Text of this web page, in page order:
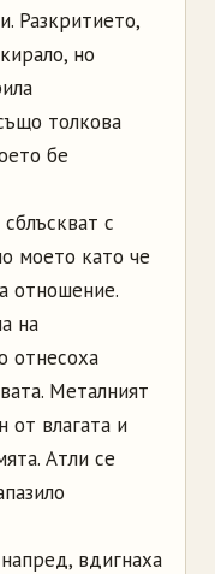
Разкритието,
но
толкова
бе
с
моето като че
отношение.
на
отнесоха
Металният
от влагата и
Атли се
вдигнаха